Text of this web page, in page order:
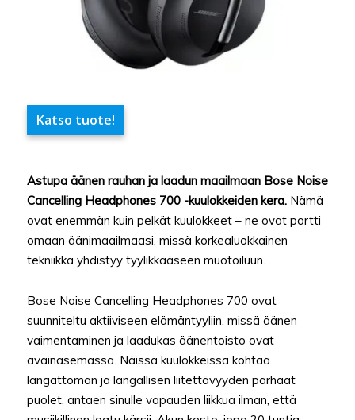
Katso tuote!
Astupa äänen rauhan ja laadun maailmaan Bose Noise
Cancelling Headphones 700 -kuulokkeiden kera. Nämä
ovat enemmän kuin pelkät kuulokkeet – ne ovat portti
omaan äänimaailmaasi, missä korkealuokkainen
tekniikka yhdistyy tyylikkääseen muotoiluun.
Bose Noise Cancelling Headphones 700 ovat
suunniteltu aktiiviseen elämäntyyliin, missä äänen
vaimentaminen ja laadukas äänentoisto ovat
avainasemassa. Näissä kuulokkeissa kohtaa
langattoman ja langallisen liitettävyyden parhaat
puolet, antaen sinulle vapauden liikkua ilman, että